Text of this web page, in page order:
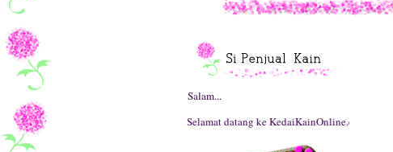
Salam...
Selamat datang ke KedaiKainOnline.com.